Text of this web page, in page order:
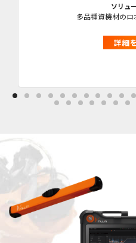
ソリュ
多品種資機材の
詳細